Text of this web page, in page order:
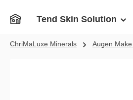
Tend Skin Solution
ChriMaLuxe Minerals Augen